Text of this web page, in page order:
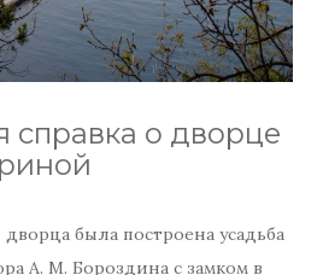
справка о дворце
была построена усадьба
А. М. Бороздина с замком в